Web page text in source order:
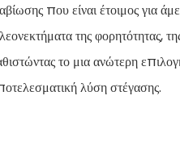
που είναι έτοιμος για
της φορητότητας,
το μια ανώτερη
λύση στέγασης.